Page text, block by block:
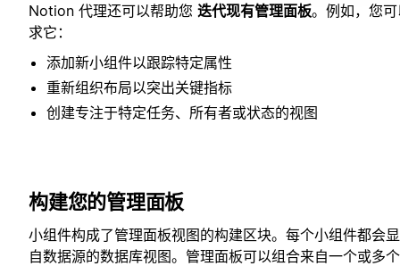
Notion 代理还可以帮助您 迭代现有管理面板。例如，您
求它：
添加新小组件以跟踪特定属性
重新组织布局以突出关键指标
创建专注于特定任务、所有者或状态的视图
构建您的管理面板
小组件构成了管理面板视图的构建区块。每个小组件都会
自数据源的数据库视图。管理面板可以组合来自一个或多